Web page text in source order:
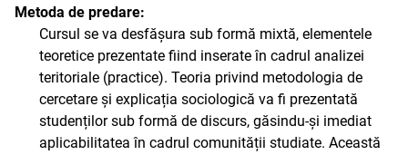
Metoda de predare:
Cursul se va desfășura sub formă mixtă, elementele
teoretice prezentate fiind inserate în cadrul analizei
teritoriale (practice). Teoria privind metodologia de
cercetare și explicația sociologică va fi prezentată
studenților sub formă de discurs, găsindu-și imediat
aplicabilitatea în cadrul comunității studiate. Această